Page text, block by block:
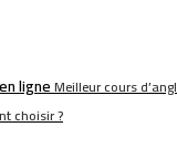
Meilleur cours
choisir ?